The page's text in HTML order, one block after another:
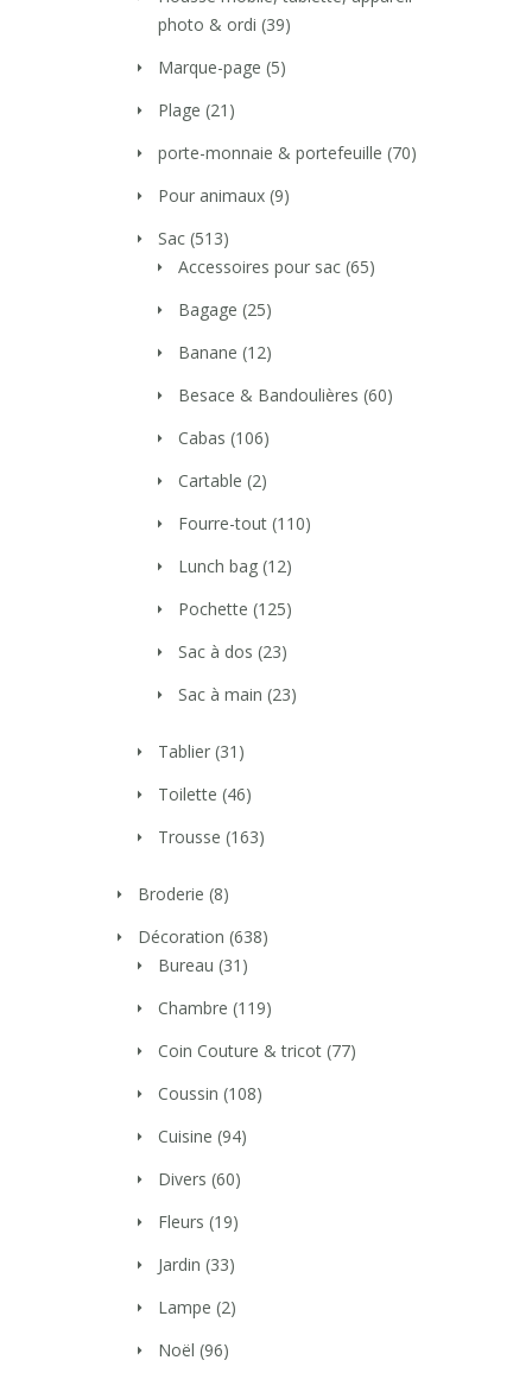
photo & ordi (39)
Marque-page (5)
Plage (21)
porte-monnaie & portefeuille (70)
Pour animaux (9)
Sac (513)
Accessoires pour sac (65)
Bagage (25)
Banane (12)
Besace & Bandoulières (60)
Cabas (106)
Cartable (2)
Fourre-tout (110)
Lunch bag (12)
Pochette (125)
Sac à dos (23)
Sac à main (23)
Tablier (31)
Toilette (46)
Trousse (163)
Broderie (8)
Décoration (638)
Bureau (31)
Chambre (119)
Coin Couture & tricot (77)
Coussin (108)
Cuisine (94)
Divers (60)
Fleurs (19)
Jardin (33)
Lampe (2)
Noël (96)